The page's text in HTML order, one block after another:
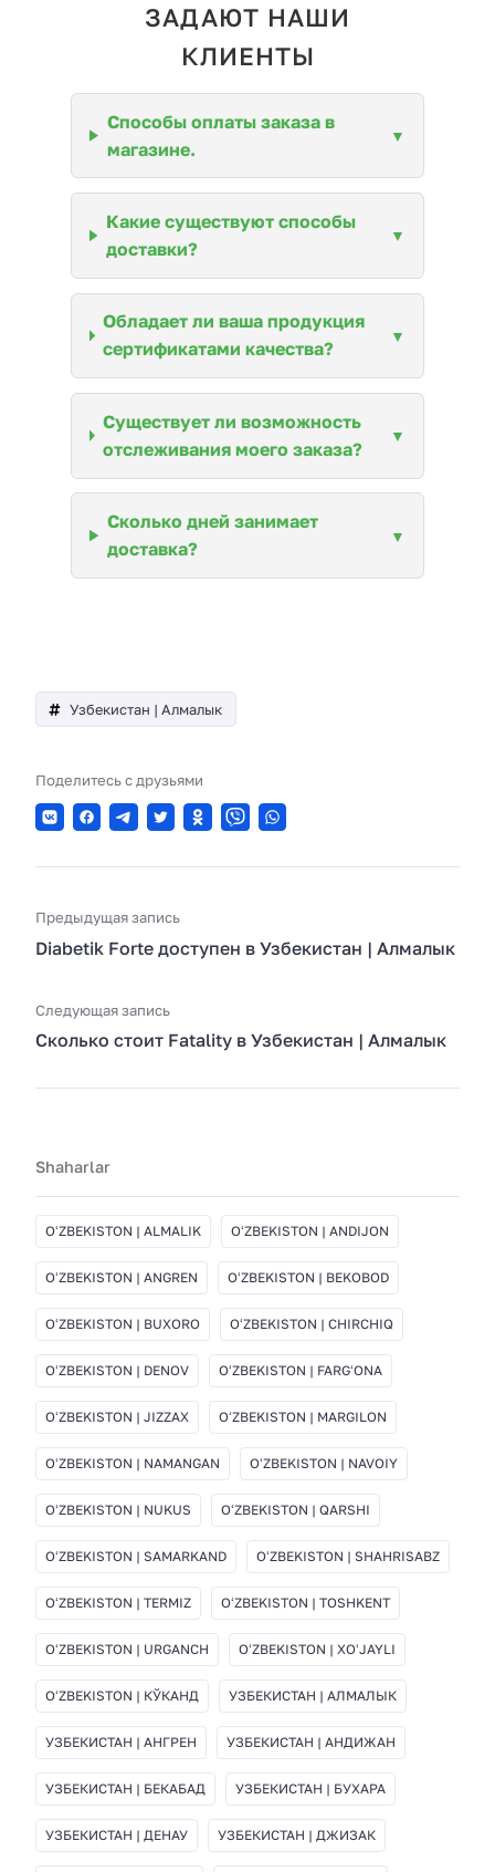
ЗАДАЮТ НАШИ
КЛИЕНТЫ
Способы оплаты заказа в
магазине.
Какие существуют способы
доставки?
Обладает ли ваша продукция
сертификатами качества?
Существует ли возможность
отслеживания моего заказа?
Сколько дней занимает
доставка?
Узбекистан | Алмалык
Поделитесь с друзьями
Предыдущая запись
Diabetik Forte доступен в Узбекистан | Алмалык
Следующая запись
Сколько стоит Fatality в Узбекистан | Алмалык
Shaharlar
OʻZBEKISTON | ALMALIK OʻZBEKISTON | ANDIJON
OʻZBEKISTON | ANGREN OʻZBEKISTON | BEKOBOD
OʻZBEKISTON | BUXORO OʻZBEKISTON | CHIRCHIQ
OʻZBEKISTON | DENOV OʻZBEKISTON | FARGʻONA
OʻZBEKISTON | JIZZAX OʻZBEKISTON | MARGILON
OʻZBEKISTON | NAMANGAN OʻZBEKISTON | NAVOIY
OʻZBEKISTON | NUKUS OʻZBEKISTON | QARSHI
OʻZBEKISTON | SAMARKAND OʻZBEKISTON | SHAHRISABZ
OʻZBEKISTON | TERMIZ OʻZBEKISTON | TOSHKENT
OʻZBEKISTON | URGANCH OʻZBEKISTON | XOʻJAYLI
OʻZBEKISTON | КЎКАНД УЗБЕКИСТАН | АЛМАЛЫК
УЗБЕКИСТАН | АНГРЕН УЗБЕКИСТАН | АНДИЖАН
УЗБЕКИСТАН | БЕКАБАД УЗБЕКИСТАН | БУХАРА
УЗБЕКИСТАН | ДЕНАУ УЗБЕКИСТАН | ДЖИЗАК